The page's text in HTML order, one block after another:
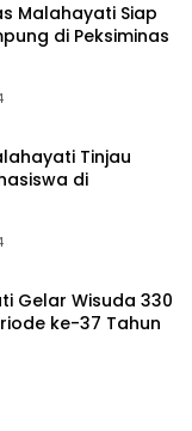
Malahayati Siap
di Peksiminas
Tinjau
di
Gelar Wisuda 330
ke-37 Tahun